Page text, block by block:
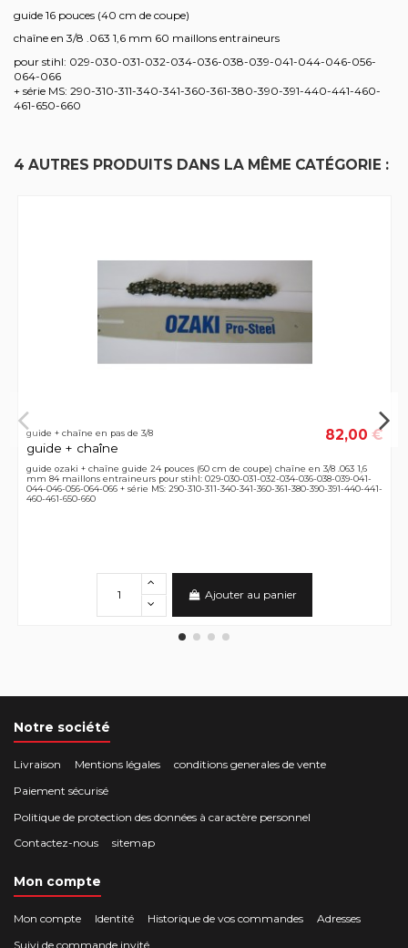
guide 16 pouces (40 cm de coupe)
chaîne en 3/8 .063 1,6 mm 60 maillons entraineurs
pour stihl: 029-030-031-032-034-036-038-039-041-044-046-056-
064-066
+ série MS: 290-310-311-340-341-360-361-380-390-391-440-441-460-
461-650-660
4 AUTRES PRODUITS DANS LA MÊME CATÉGORIE :
guide + chaîne en pas de 3/8
guide + chaîne
82,00 €
guide ozaki + chaîne guide 24 pouces (60 cm de coupe) chaîne en 3/8 .063 1,6
mm 84 maillons entraineurs pour stihl: 029-030-031-032-034-036-038-039-041-
044-046-056-064-066 + série MS: 290-310-311-340-341-360-361-380-390-391-440-441-
460-461-650-660
Ajouter au panier
Notre société
Livraison Mentions légales
conditions generales de vente
Paiement sécurisé
Politique de protection des données à caractère personnel
Contactez-nous
sitemap
Mon compte
Mon compte Identité Historique de vos commandes
Adresses
Suivi de commande invité